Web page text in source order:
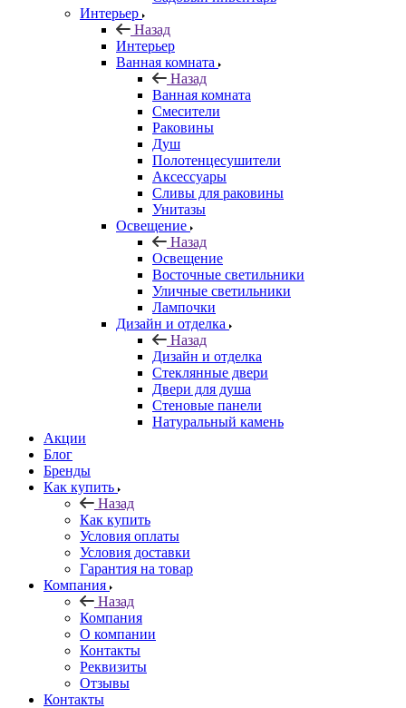
Интерьер
Назад
Интерьер
Ванная комната
Назад
Ванная комната
Смесители
Раковины
Душ
Полотенцесушители
Аксессуары
Сливы для раковины
Унитазы
Освещение
Назад
Освещение
Восточные светильники
Уличные светильники
Лампочки
Дизайн и отделка
Назад
Дизайн и отделка
Стеклянные двери
Двери для душа
Стеновые панели
Натуральный камень
Акции
Блог
Бренды
Как купить
Назад
Как купить
Условия оплаты
Условия доставки
Гарантия на товар
Компания
Назад
Компания
О компании
Контакты
Реквизиты
Отзывы
Контакты